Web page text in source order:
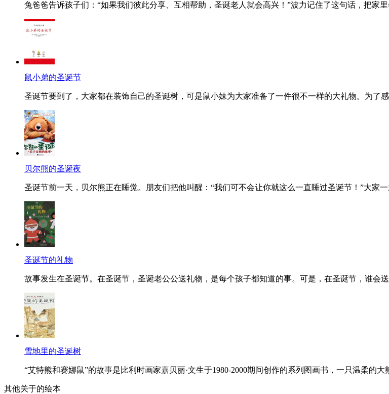
兔爸爸告诉孩子们：“如果我们彼此分享、互相帮助，圣诞老人就会高兴！”波力记住了这句话，把家
鼠小弟的圣诞节
圣诞节要到了，大家都在装饰自己的圣诞树，可是鼠小妹为大家准备了一件很不一样的大礼物。为
贝尔熊的圣诞夜
圣诞节前一天，贝尔熊正在睡觉。朋友们把他叫醒：“我们可不会让你就这么一直睡过圣诞节！”大家
圣诞节的礼物
故事发生在圣诞节。在圣诞节，圣诞老公公送礼物，是每个孩子都知道的事。可是，在圣诞节，谁会
雪地里的圣诞树
“艾特熊和赛娜鼠”的故事是比利时画家嘉贝丽·文生于1980-2000期间创作的系列图画书，一只温柔的
其他关于的绘本